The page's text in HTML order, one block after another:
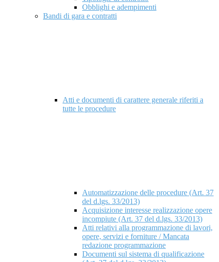
Obblighi e adempimenti
Bandi di gara e contratti
Atti e documenti di carattere generale riferiti a
tutte le procedure
Automatizzazione delle procedure (Art. 37
del d.lgs. 33/2013)
Acquisizione interesse realizzazione opere
incompiute (Art. 37 del d.lgs. 33/2013)
Atti relativi alla programmazione di lavori,
opere, servizi e forniture / Mancata
redazione programmazione
Documenti sul sistema di qualificazione